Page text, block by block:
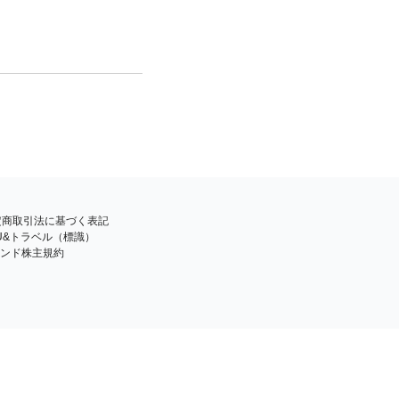
取引法に基づく表記
トラベル（標識）
ド株主規約